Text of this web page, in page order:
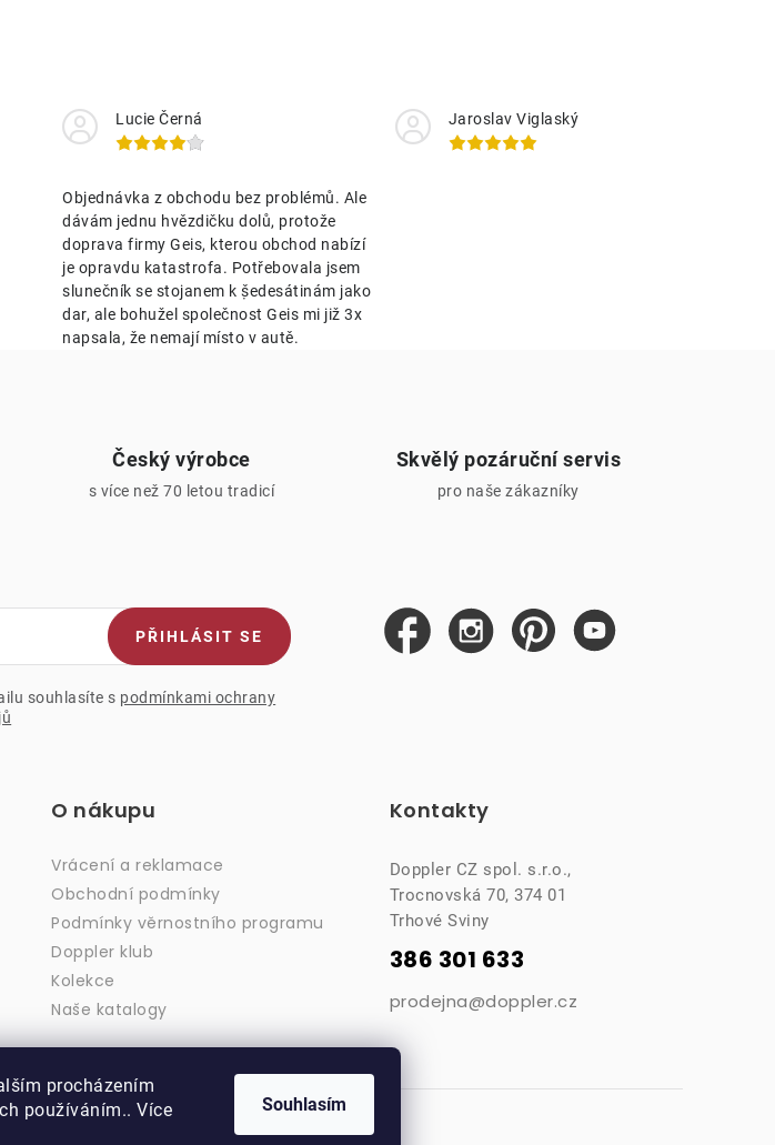
procházením
používáním.. Více
Souhlasím
Lucie Černá
Objednávka z obchodu bez problémů. Ale
dávám jednu hvězdičku dolů, protože
doprava firmy Geis, kterou obchod nabízí
je opravdu katastrofa. Potřebovala jsem
slunečník se stojanem k ṣ̌edesátinám jako
dar, ale bohužel společnost Geis mi již 3x
napsala, že nemají místo v autě.
Jaroslav Viglaský
Český výrobce
s více než 70 letou tradicí
Skvělý pozáruční servis
pro naše zákazníky
souhlasíte s podmínkami ochrany
PŘIHLÁSIT SE
O nákupu
Vrácení a reklamace
Obchodní podmínky
Podmínky věrnostního programu
Doppler klub
Kolekce
Naše katalogy
Kontakty
Doppler CZ spol. s.r.o.,
Trocnovská 70, 374 01
Trhové Sviny
386 301 633
prodejna@doppler.cz